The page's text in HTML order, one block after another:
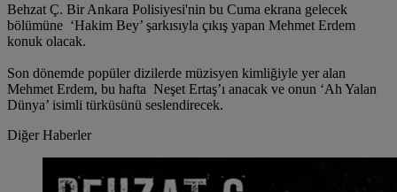
Behzat Ç. Bir Ankara Polisiyesi'nin bu Cuma ekrana gelecek
bölümüne ‘Hakim Bey’ şarkısıyla çıkış yapan Mehmet Erdem
konuk olacak.
Son dönemde popüler dizilerde müzisyen kimliğiyle yer alan
Mehmet Erdem, bu hafta Neşet Ertaş’ı anacak ve onun ‘Ah Yalan
Dünya’ isimli türküsünü seslendirecek.
Diğer Haberler